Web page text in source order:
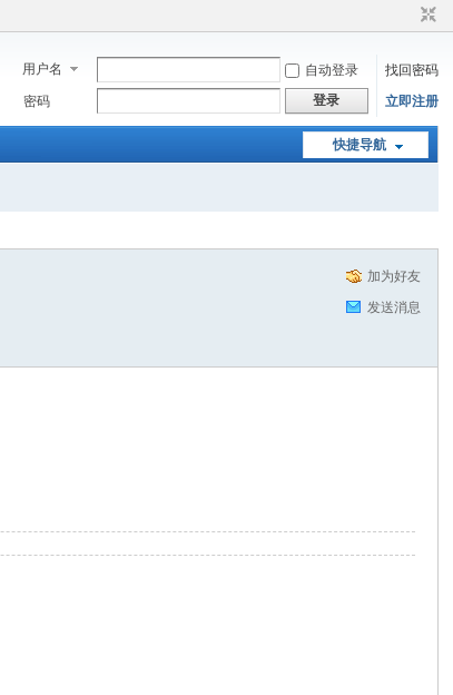
用户名 自动登录
找回密码
密码
登录 立即注册
快捷导航
加为好友
发送消息